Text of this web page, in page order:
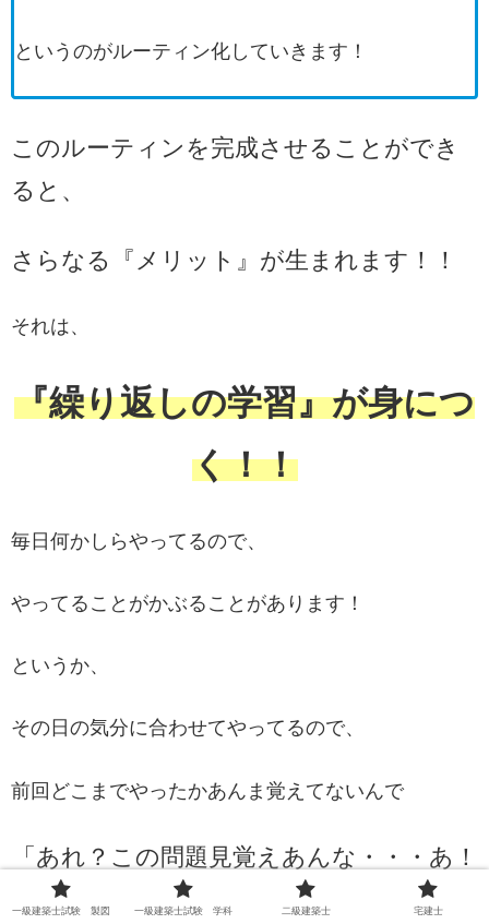
というのがルーティン化していきます！
このルーティンを完成させることができ
ると、
さらなる『メリット』が生まれます！！
それは、
『繰り返しの学習』が身につ
く！！
毎日何かしらやってるので、
やってることがかぶることがあります！
というか、
その日の気分に合わせてやってるので、
前回どこまでやったかあんま覚えてないんで
「あれ？この問題見覚えあんな・・・あ！
昨日やったわｗｗ」
一級建築士試験 製図 一級建築士試験 学科 二級建築士 宅建士